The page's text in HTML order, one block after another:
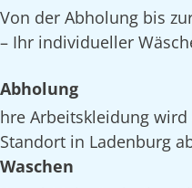
Von der Abholung bis
– Ihr individueller
Abholung
hre Arbeitskleidung
Standort in Ladenburg
Waschen